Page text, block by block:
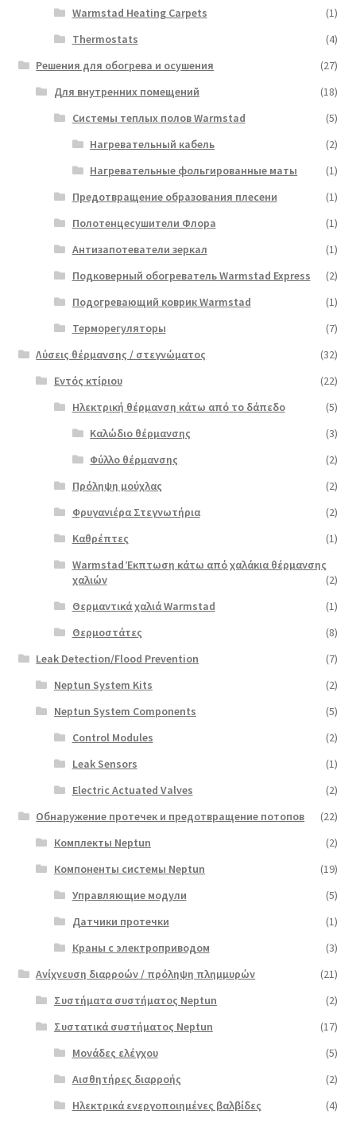
Warmstad Heating Carpets
(1)
Thermostats
(4)
Решения для обогрева и осушения
(27)
Для внутренних помещений
(18)
Системы теплых полов Warmstad
(5)
Нагревательный кабель
(2)
Нагревательные фольгированные маты
(1)
Предотвращение образования плесени
(1)
Полотенцесушители Флора
(1)
Антизапотеватели зеркал
(1)
Подковерный обогреватель Warmstad Express
(2)
Подогревающий коврик Warmstad
(1)
Терморегуляторы
(7)
Λύσεις θέρμανσης / στεγνώματος
(32)
Εντός κτίριου
(22)
Ηλεκτρική θέρμανση κάτω από το δάπεδο
(5)
Καλώδιο θέρμανσης
(3)
Φύλλο θέρμανσης
(2)
Πρόληψη μούχλας
(2)
Φρυγανιέρα Στεγνωτήρια
(2)
Καθρέπτες
(1)
Warmstad Έκπτωση κάτω από χαλάκια θέρμανσης
χαλιών
(2)
Θερμαντικά χαλιά Warmstad
(1)
Θερμοστάτες
(8)
Leak Detection/Flood Prevention
(7)
Neptun System Kits
(2)
Neptun System Components
(5)
Control Modules
(2)
Leak Sensors
(1)
Electric Actuated Valves
(2)
Обнаружение протечек и предотвращение потопов
(22)
Комплекты Neptun
(2)
Компоненты системы Neptun
(19)
Управляющие модули
(5)
Датчики протечки
(1)
Краны с электроприводом
(3)
Ανίχνευση διαρροών / πρόληψη πλημμυρών
(21)
Συστήματα συστήματος Neptun
(2)
Συστατικά συστήματος Neptun
(17)
Μονάδες ελέγχου
(5)
Αισθητήρες διαρροής
(2)
Ηλεκτρικά ενεργοποιημένες βαλβίδες
(4)